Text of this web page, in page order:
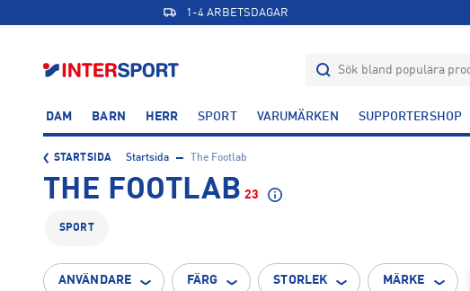
1-4 ARBETSDAGAR
DAM BARN HERR SPORT VARUMÄRKEN SUPPORTERSHOP
STARTSIDA Startsida The Footlab
THE FOOTLAB 23
SPORT
ANVÄNDARE FÄRG STORLEK MÄRKE